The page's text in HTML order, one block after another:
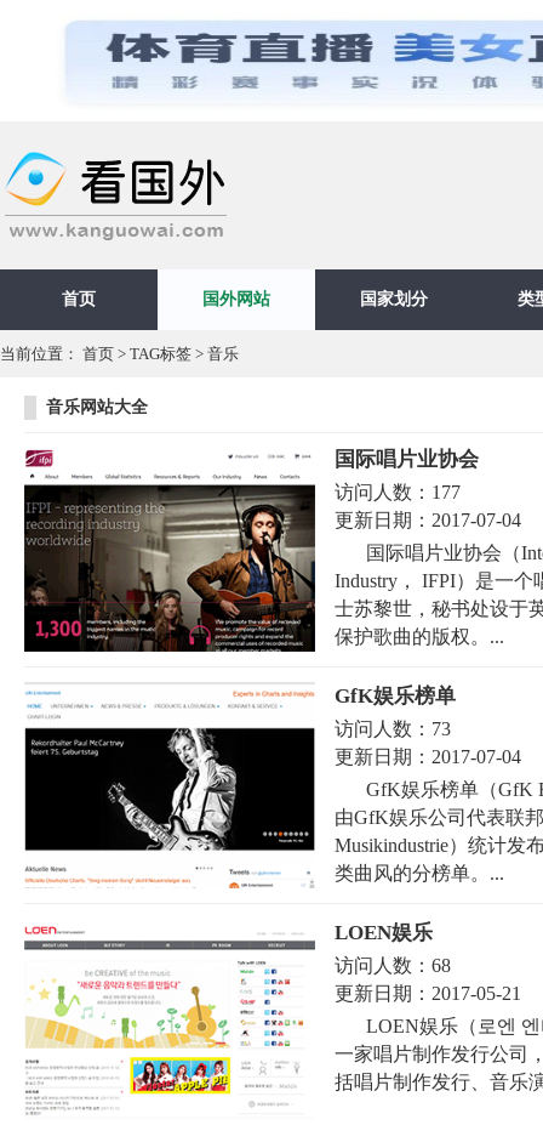
首页 国外网站 国家划分 类
当前位置： 首页 > TAG标签 > 音乐
音乐网站大全
国际唱片业协会
访问人数： 177
更新日期： 2017-07-04
国际唱片业协会（
Industry， IFPI）是一
士苏黎世，秘书处设于
保护歌曲的版权。...
GfK娱乐榜单
访问人数： 73
更新日期： 2017-07-04
GfK娱乐榜单（GfK
由GfK娱乐公司代表联
Musikindustrie）统计发
类曲风的分榜单。...
LOEN娱乐
访问人数： 68
更新日期： 2017-05-21
LOEN娱乐（로엔
一家唱片制作发行公司
括唱片制作发行、音乐